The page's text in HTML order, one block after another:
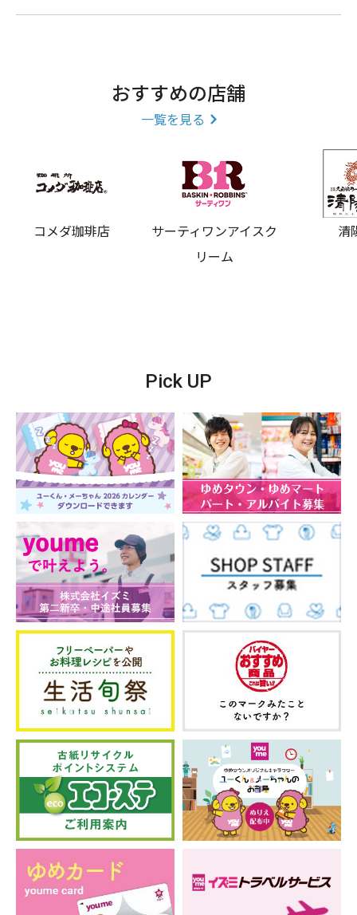
おすすめの店舗
一覧を見る
コメダ珈琲店
サーティワンアイスク
リーム
清
Pick UP